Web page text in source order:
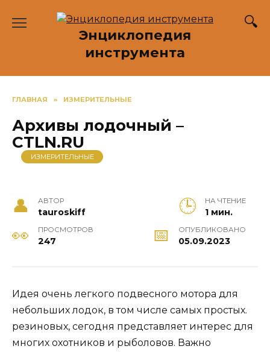
Энциклопедия
инструмента
ГЛАВНАЯ » ИЗМЕРИТЕЛЬНЫЕ
Архивы лодочный –
CTLN.RU
ИЗМЕРИТЕЛЬНЫЕ
АВТОР
tauroskiff
НА ЧТЕНИЕ
1 мин.
ПРОСМОТРОВ
247
ОПУБЛИКОВАНО
05.09.2023
Идея очень легкого подвесного мотора для
небольших лодок, в том числе самых простых.
резиновых, сегодня представляет интерес для
многих охотников и рыболовов. Важно